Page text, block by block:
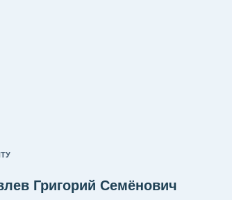
Григорий Семёнович